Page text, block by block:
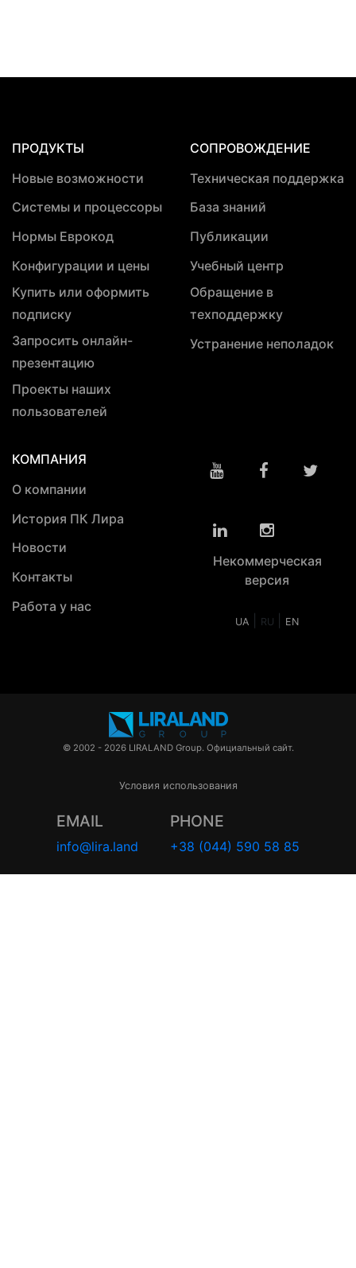
ПРОДУКТЫ
Новые возможности
Системы и процессоры
Нормы Еврокод
Конфигурации и цены
Купить или оформить
подписку
Запросить онлайн-
презентацию
Проекты наших
пользователей
СОПРОВОЖДЕНИЕ
Техническая поддержка
База знаний
Публикации
Учебный центр
Обращение в
техподдержку
Устранение неполадок
КОМПАНИЯ
О компании
История ПК Лира
Новости
Контакты
Работа у нас
Некоммерческая
версия
UA RU EN
© 2002 - 2026 LIRALAND Group. Официальный сайт.
Условия использования
EMAIL
info@lira.land
PHONE
+38 (044) 590 58 85